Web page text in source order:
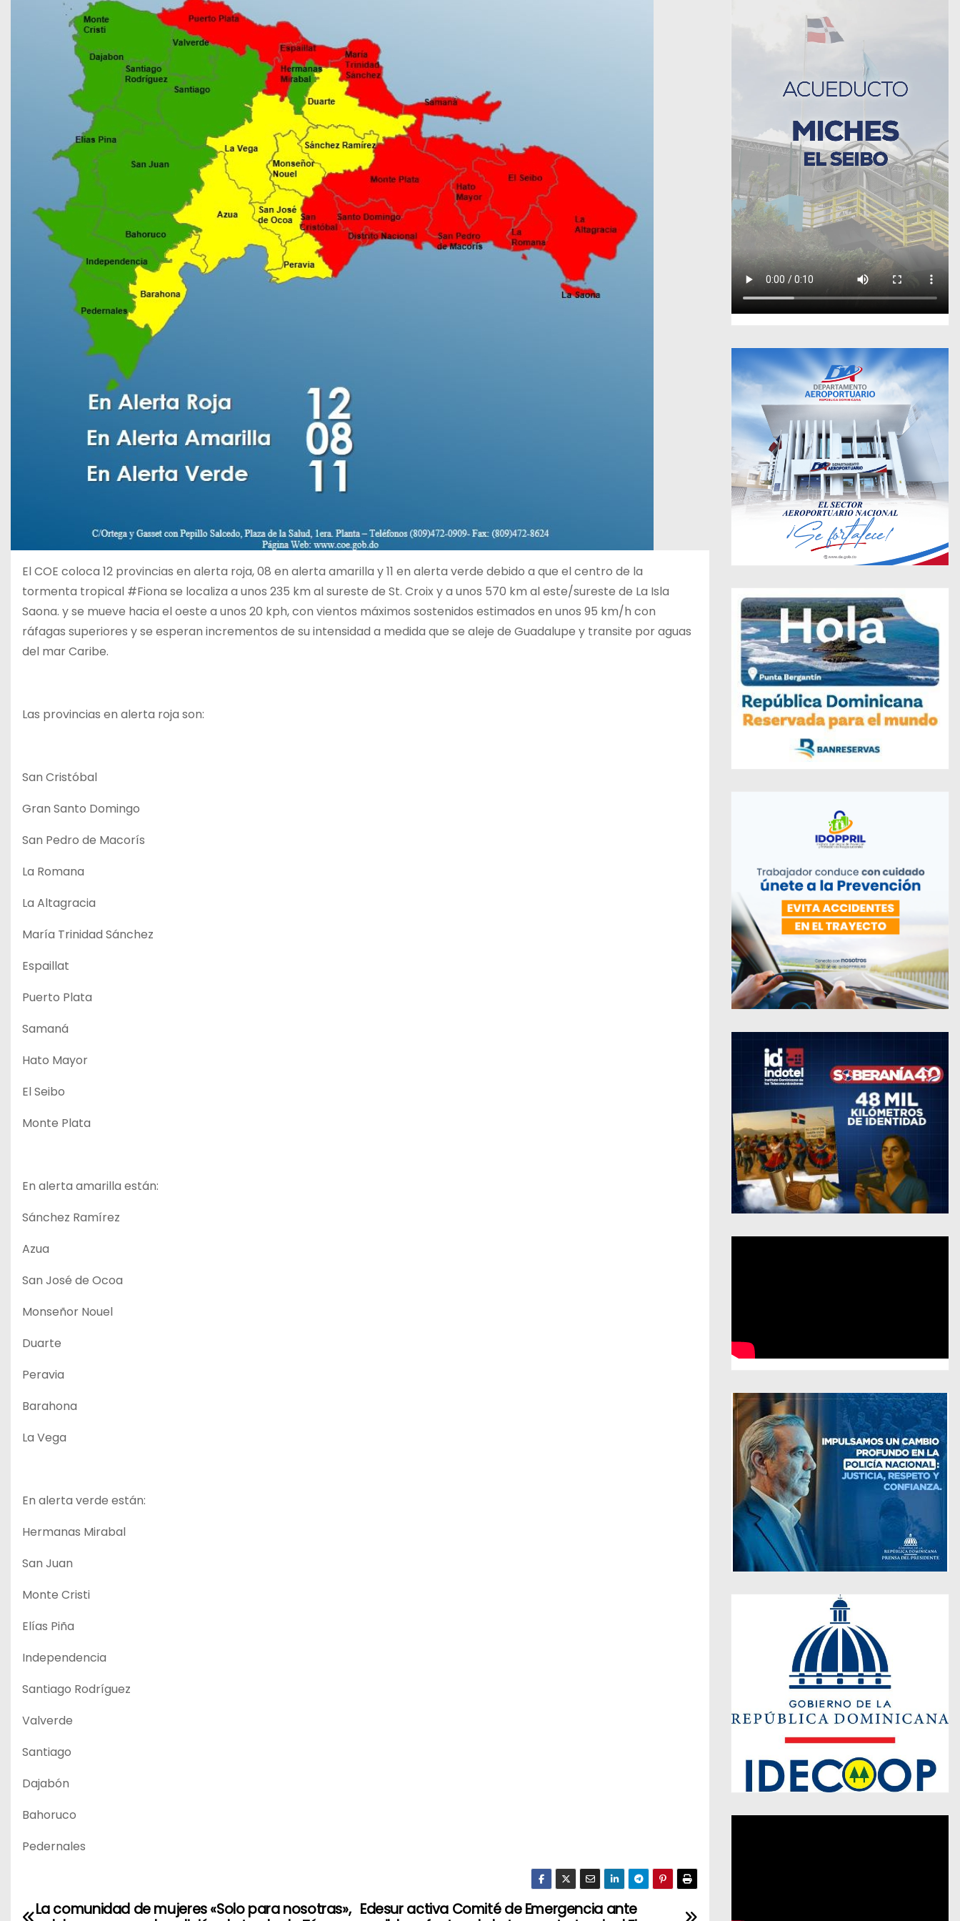
El COE coloca 12 provincias en alerta roja, 08 en alerta amarilla y 11 en alerta verde debido a que el centro de la
tormenta tropical #Fiona se localiza a unos 235 km al sureste de St. Croix y a unos 570 km al este/sureste de La Isla
Saona. y se mueve hacia el oeste a unos 20 kph, con vientos máximos sostenidos estimados en unos 95 km/h con
ráfagas superiores y se esperan incrementos de su intensidad a medida que se aleje de Guadalupe y transite por aguas
del mar Caribe.
Las provincias en alerta roja son:
San Cristóbal
Gran Santo Domingo
San Pedro de Macorís
La Romana
La Altagracia
María Trinidad Sánchez
Espaillat
Puerto Plata
Samaná
Hato Mayor
El Seibo
Monte Plata
En alerta amarilla están:
Sánchez Ramírez
Azua
San José de Ocoa
Monseñor Nouel
Duarte
Peravia
Barahona
La Vega
En alerta verde están:
Hermanas Mirabal
San Juan
Monte Cristi
Elías Piña
Independencia
Santiago Rodríguez
Valverde
Santiago
Dajabón
Bahoruco
Pedernales
N
Edesur activa Comité de Emergencia ante
La comunidad de mujeres «Solo para nosotras»,